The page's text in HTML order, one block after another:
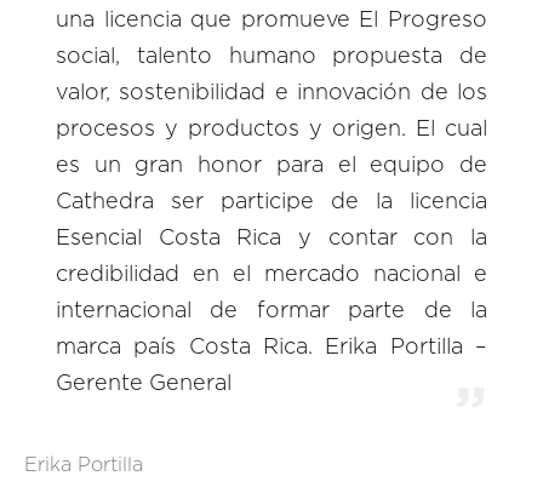
una licencia que promueve El Progreso
social, talento humano propuesta de
valor, sostenibilidad e innovación de los
procesos y productos y origen. El cual
es un gran honor para el equipo de
Cathedra ser participe de la licencia
Esencial Costa Rica y contar con la
credibilidad en el mercado nacional e
internacional de formar parte de la
marca país Costa Rica. Erika Portilla –
Gerente General
Erika Portilla